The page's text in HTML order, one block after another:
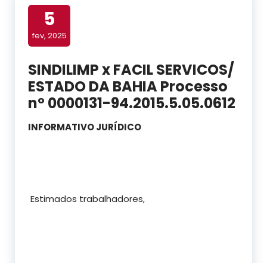
5
fev, 2025
SINDILIMP x FACIL SERVICOS/
ESTADO DA BAHIA Processo
nº 0000131-94.2015.5.05.0612
INFORMATIVO JURÍDICO
Estimados trabalhadores,